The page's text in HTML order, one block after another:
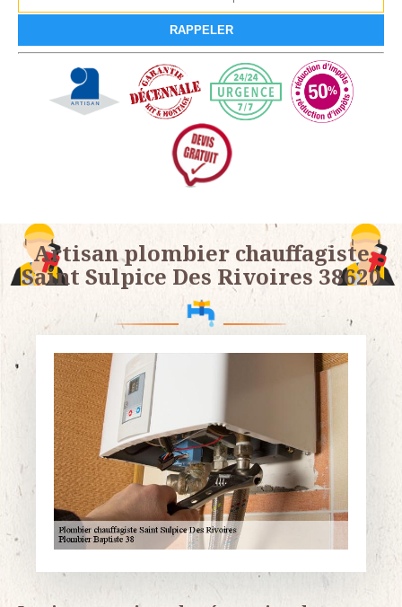
Artisan plombier chauffagiste
Saint Sulpice Des Rivoires 38620